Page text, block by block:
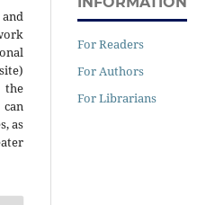
as
For Readers
For Authors
For Librarians